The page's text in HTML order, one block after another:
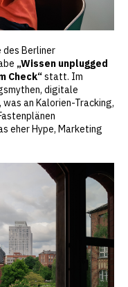
des Berliner
„Wissen unplugged
Check“statt. Im
digitale
an Kalorien-Tracking,
eher Hype, Marketing